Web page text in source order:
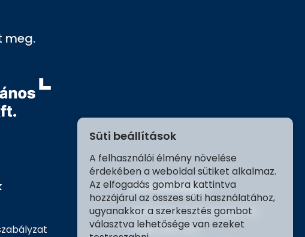
Süti beállítások
A felhasználói élmény növelése
érdekében a weboldal sütiket alkalmaz.
Az elfogadás gombra kattintva
hozzájárul az összes süti használatához,
ugyanakkor a szerkesztés gombot
választva lehetősége van ezeket
meg.
Elérhetőségek
2209 Péteri, Tölgyfa utca 16.
+3680 980 030